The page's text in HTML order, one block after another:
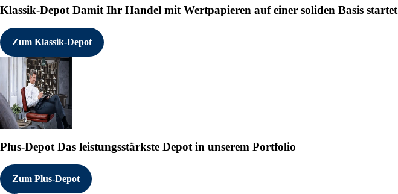
Klassik-DepotDamit Ihr Handel mit Wertpapieren auf einer soliden Basis startet
Zum Klassik-Depot
Plus-Depot Das leistungsstärkste Depot in unserem Portfolio
Zum Plus-Depot